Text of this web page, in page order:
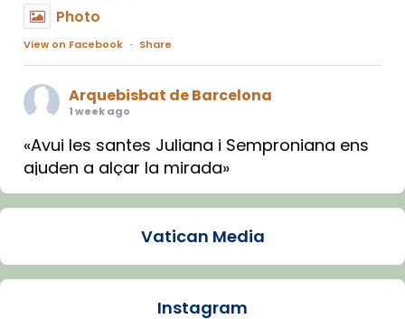
Photo
View on Facebook · Share
Arquebisbat de Barcelona
1 week ago
«Avui les santes Juliana i Semproniana ens
ajuden a alçar la mirada»
Mons. Sergi Gordo, bisbe de Tortosa, ha
Santes de Mataró.
🔗tinyurl.com/cvu5jmbk
Vatican Media
Instagram